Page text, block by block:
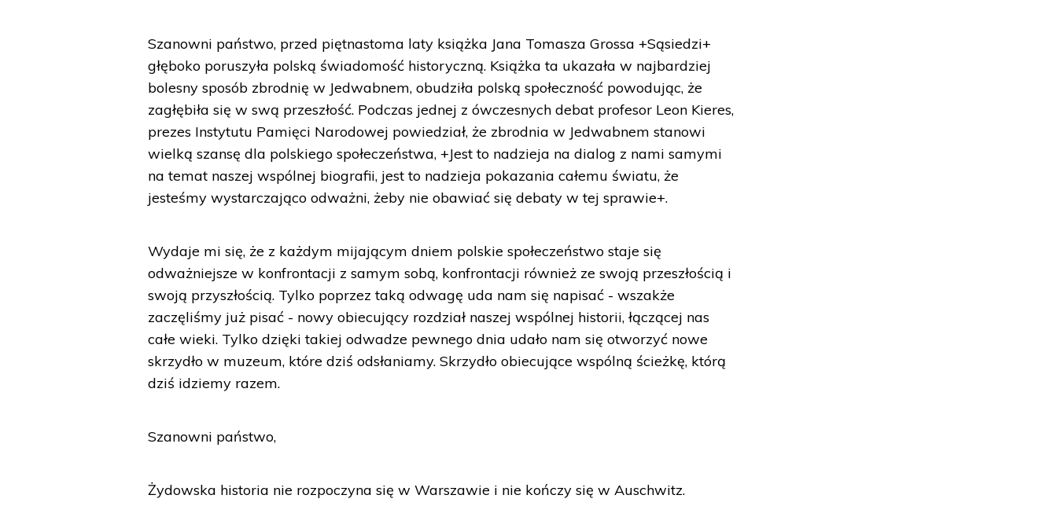
Szanowni państwo, przed piętnastoma laty książka Jana Tomasza Grossa +Sąsiedzi+
głęboko poruszyła polską świadomość historyczną. Książka ta ukazała w najbardziej
bolesny sposób zbrodnię w Jedwabnem, obudziła polską społeczność powodując, że
zagłębiła się w swą przeszłość. Podczas jednej z ówczesnych debat profesor Leon Kieres,
prezes Instytutu Pamięci Narodowej powiedział, że zbrodnia w Jedwabnem stanowi
wielką szansę dla polskiego społeczeństwa, +Jest to nadzieja na dialog z nami samymi
na temat naszej wspólnej biografii, jest to nadzieja pokazania całemu światu, że
jesteśmy wystarczająco odważni, żeby nie obawiać się debaty w tej sprawie+.
Wydaje mi się, że z każdym mijającym dniem polskie społeczeństwo staje się
odważniejsze w konfrontacji z samym sobą, konfrontacji również ze swoją przeszłością i
swoją przyszłością. Tylko poprzez taką odwagę uda nam się napisać - wszakże
zaczęliśmy już pisać - nowy obiecujący rozdział naszej wspólnej historii, łączącej nas
całe wieki. Tylko dzięki takiej odwadze pewnego dnia udało nam się otworzyć nowe
skrzydło w muzeum, które dziś odsłaniamy. Skrzydło obiecujące wspólną ścieżkę, którą
dziś idziemy razem.
Szanowni państwo,
Żydowska historia nie rozpoczyna się w Warszawie i nie kończy się w Auschwitz.